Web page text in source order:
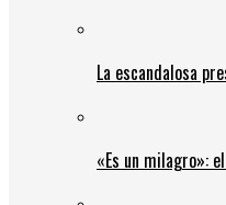
La escandalosa
«Es un milagro»: